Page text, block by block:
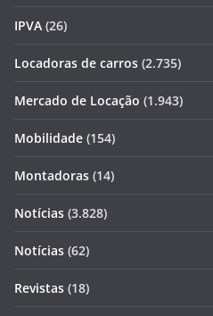
IPVA (26)
Locadoras de carros (2.735)
Mercado de Locação (1.943)
Mobilidade (154)
Montadoras (14)
Notícias (3.828)
Notícias (62)
Revistas (18)